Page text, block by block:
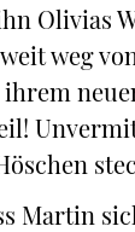
Olivias
weg
Martin